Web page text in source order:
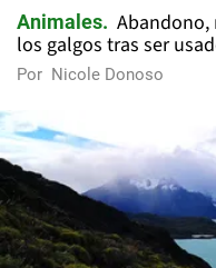
Animales
Abandono,
los galgos tras ser
Por Nicole Donoso